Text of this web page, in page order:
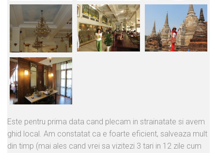
Este pentru prima data cand plecam in strainatate si avem
ghid local. Am constatat ca e foarte eficient, salveaza mult
din timp (mai ales cand vrei sa vizitezi 3 tari in 12 zile cum